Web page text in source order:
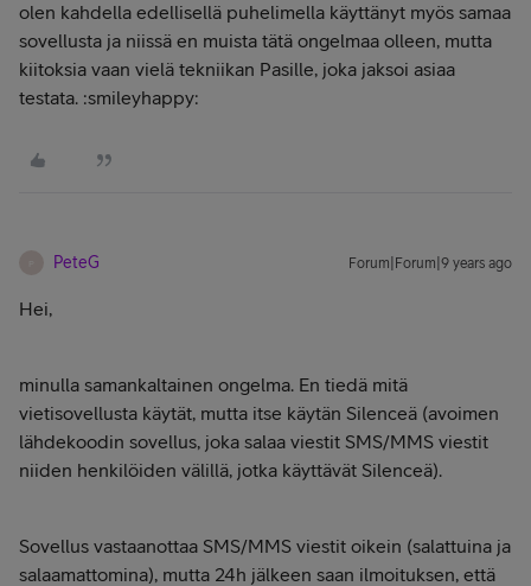
olen kahdella edellisellä puhelimella käyttänyt myös samaa
sovellusta ja niissä en muista tätä ongelmaa olleen, mutta
kiitoksia vaan vielä tekniikan Pasille, joka jaksoi asiaa
testata. :smileyhappy:
PeteG Forum|Forum|9 years ago
Hei,
minulla samankaltainen ongelma. En tiedä mitä
vietisovellusta käytät, mutta itse käytän Silenceä (avoimen
lähdekoodin sovellus, joka salaa viestit SMS/MMS viestit
niiden henkilöiden välillä, jotka käyttävät Silenceä).
Sovellus vastaanottaa SMS/MMS viestit oikein (salattuina ja
salaamattomina), mutta 24h jälkeen saan ilmoituksen, että